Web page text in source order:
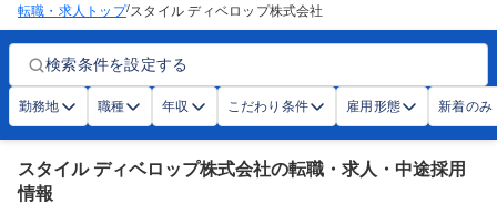
転職・求人トップ/スタイル ディベロップ株式会社
検索条件を設定する
勤務地 職種 年収 こだわり条件 雇用形態 新着のみ
スタイル ディベロップ株式会社の転職・求人・中途採用
情報